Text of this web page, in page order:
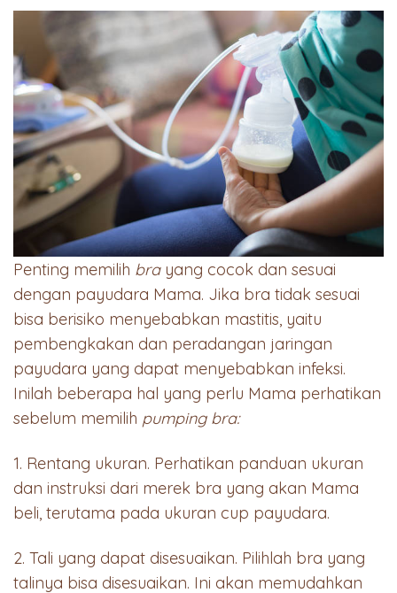
Penting memilih brayang cocok dan sesuai
dengan payudara Mama. Jika bra tidak sesuai
bisa berisiko menyebabkan mastitis, yaitu
pembengkakan dan peradangan jaringan
payudara yang dapat menyebabkan infeksi.
Inilah beberapa hal yang perlu Mama perhatikan
sebelum memilih pumping bra:
1. Rentang ukuran. Perhatikan panduan ukuran
dan instruksi dari merek bra yang akan Mama
beli, terutama pada ukuran cup payudara.
2. Tali yang dapat disesuaikan. Pilihlah bra yang
talinya bisa disesuaikan. Ini akan memudahkan